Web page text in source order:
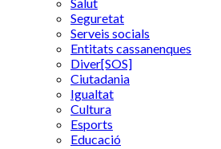
Seguretat
Serveis socials
Entitats cassanenques
Diver[SOS]
Ciutadania
Igualtat
Cultura
Esports
Educació